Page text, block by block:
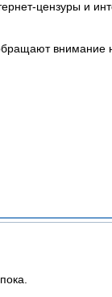
цензуры и
внимание